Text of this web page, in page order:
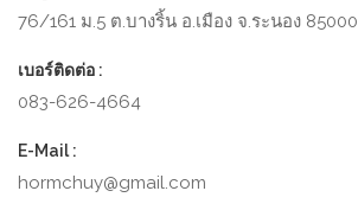
76/161​ ม.5​ ต.บางริ้น​ อ.เมือง​ จ.ระนอง​ 85000​
เบอร์ติดต่อ :
083-626-4664
E-Mail :
hormchuy@gmail.com